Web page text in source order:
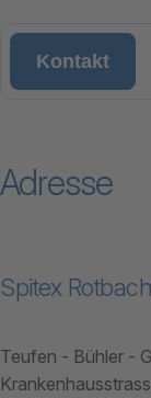
Kontakt
Adresse
Spitex
Teufen - Bühler -